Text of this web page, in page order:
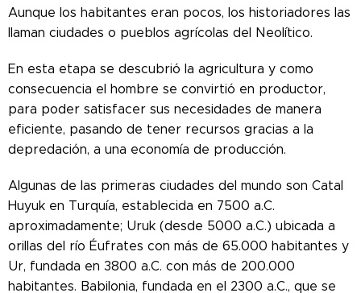
Aunque los habitantes eran pocos, los historiadores las
llaman ciudades o pueblos agrícolas del Neolítico.
En esta etapa se descubrió la agricultura y como
consecuencia el hombre se convirtió en productor,
para poder satisfacer sus necesidades de manera
eficiente, pasando de tener recursos gracias a la
depredación, a una economía de producción.
Algunas de las primeras ciudades del mundo son Catal
Huyuk en Turquía, establecida en 7500 a.C.
aproximadamente; Uruk (desde 5000 a.C.) ubicada a
orillas del río Éufrates con más de 65.000 habitantes y
Ur, fundada en 3800 a.C. con más de 200.000
habitantes. Babilonia, fundada en el 2300 a.C., que se